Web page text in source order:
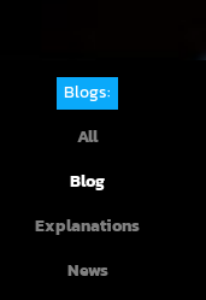
Blogs:
All
Blog
Explanations
News